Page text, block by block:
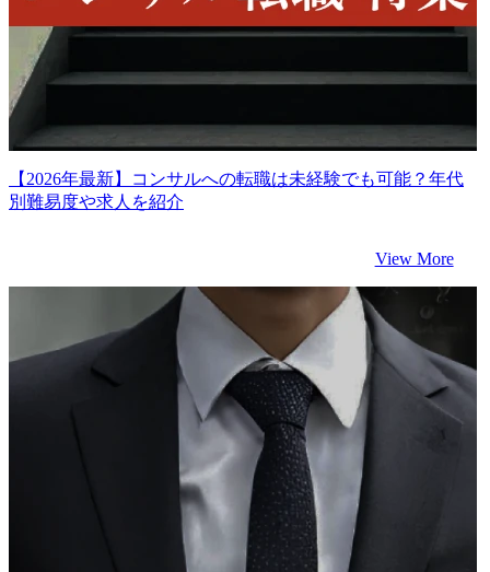
【2026年最新】コンサルへの転職は未経験でも可能？年代
別難易度や求人を紹介
View More